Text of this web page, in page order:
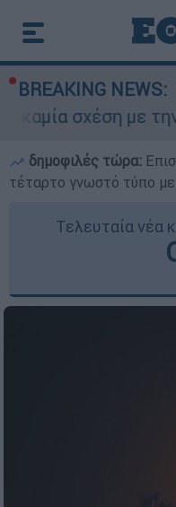
BREAKING NEWS:
με την
δημοφιλές τώρα:
τέταρτο γνωστό τύπο
Τελευταία νέα